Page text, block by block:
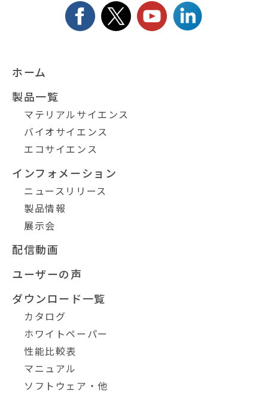
ホーム
製品一覧
マテリアルサイエンス
バイオサイエンス
エコサイエンス
インフォメーション
ニュースリリース
製品情報
展示会
配信動画
ユーザーの声
ダウンロード一覧
カタログ
ホワイトペーパー
性能比較表
マニュアル
ソフトウェア・他